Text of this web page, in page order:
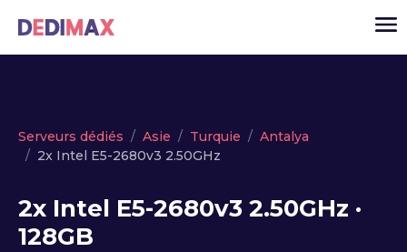
Cloud serveur
Serveurs dédiés
Serveurs dédiés Asie Turquie
Antalya
2x Intel E5-2680v3 2.50GHz
2x Intel E5-2680v3 2.50GHz ·
128GB